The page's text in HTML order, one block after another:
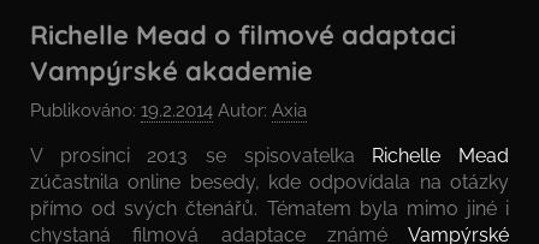
Richelle Mead o filmové adaptaci
Vampýrské akademie
Publikováno: 19.2.2014 Autor: Axia
V prosinci 2013 se spisovatelka Richelle Mead
zúčastnila online besedy, kde odpovídala na otázky
přímo od svých čtenářů. Tématem byla mimo jiné i
chystaná filmová adaptace známé Vampýrské